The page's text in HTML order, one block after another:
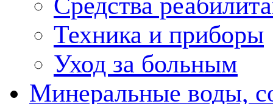
Средства
Техника и приборы
Уход за больным
Минеральные воды,